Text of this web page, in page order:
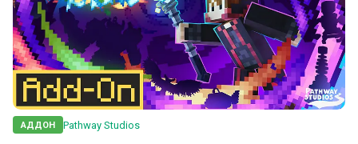
АДДОН Pathway Studios